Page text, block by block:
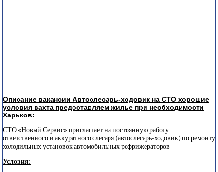
Описание вакансии Автослесарь-ходовик на СТО хорошие
условия вахта предоставляем жилье при необходимости
Харьков:
СТО «Новый Сервис» приглашает на постоянную работу
ответственного и аккуратного слесаря ​​(автослесарь-ходовик) по ремонту
холодильных установок автомобильных рефрижераторов
Условия: